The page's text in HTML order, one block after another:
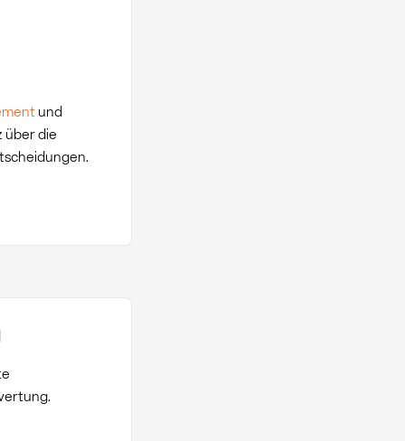
und
über die